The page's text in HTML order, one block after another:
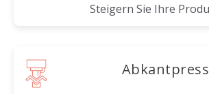
Steigern Sie Ihre